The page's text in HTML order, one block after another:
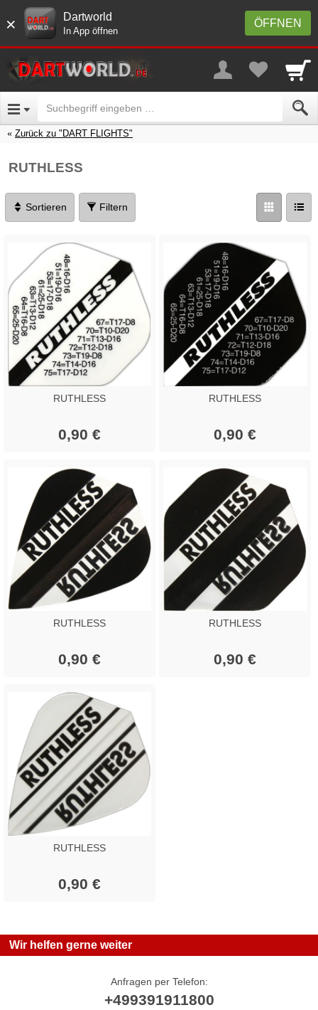
× ÖFFNEN
Dartworld
In App öffnen
Zurück zu "DART FLIGHTS"
RUTHLESS
Sortieren Filtern
RUTHLESS
0,90 €
RUTHLESS
0,90 €
RUTHLESS
0,90 €
RUTHLESS
0,90 €
RUTHLESS
0,90 €
Wir helfen gerne weiter
Anfragen per Telefon:
+499391911800